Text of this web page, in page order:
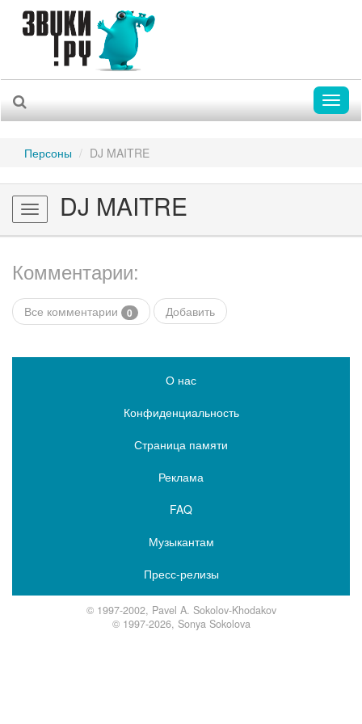
Персоны DJ MAITRE
Toggle
navigation
DJ MAITRE
Комментарии:
Все комментарии 0 Добавить
О нас
Конфиденциальность
Страница памяти
Реклама
FAQ
Музыкантам
Пресс-релизы
© 1997-2002, Pavel A. Sokolov-Khodakov
© 1997-2026, Sonya Sokolova